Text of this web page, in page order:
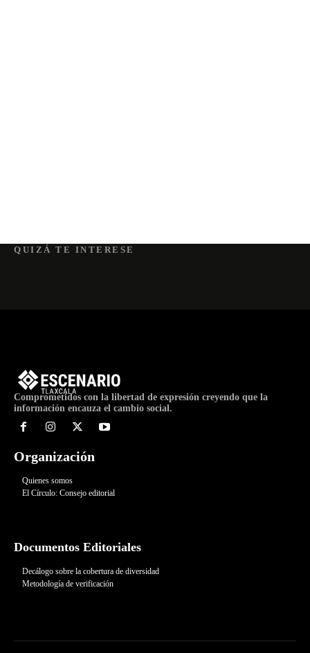
QUIZÁ TE INTERESE
Comprometidos con la libertad de expresión creyendo que la
información encauza el cambio social.
Organización
Quienes somos
El Círculo: Consejo editorial
Documentos Editoriales
Decálogo sobre la cobertura de diversidad
Metodología de verificación